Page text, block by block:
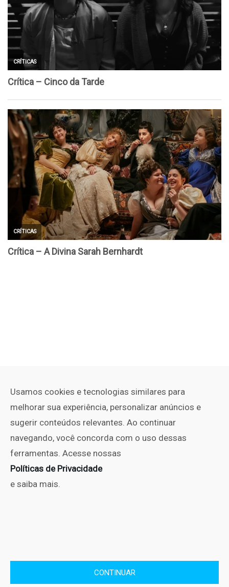
Usamos cookies e tecnologias similares para
melhorar sua experiência, personalizar anúncios e
sugerir conteúdos relevantes. Ao continuar
navegando, você concorda com o uso dessas
ferramentas. Acesse nossas
Políticas de Privacidade
e saiba mais.
CONTINUAR
Copyright © No Set 2010 - 2025. Todos os direitos Reservados.